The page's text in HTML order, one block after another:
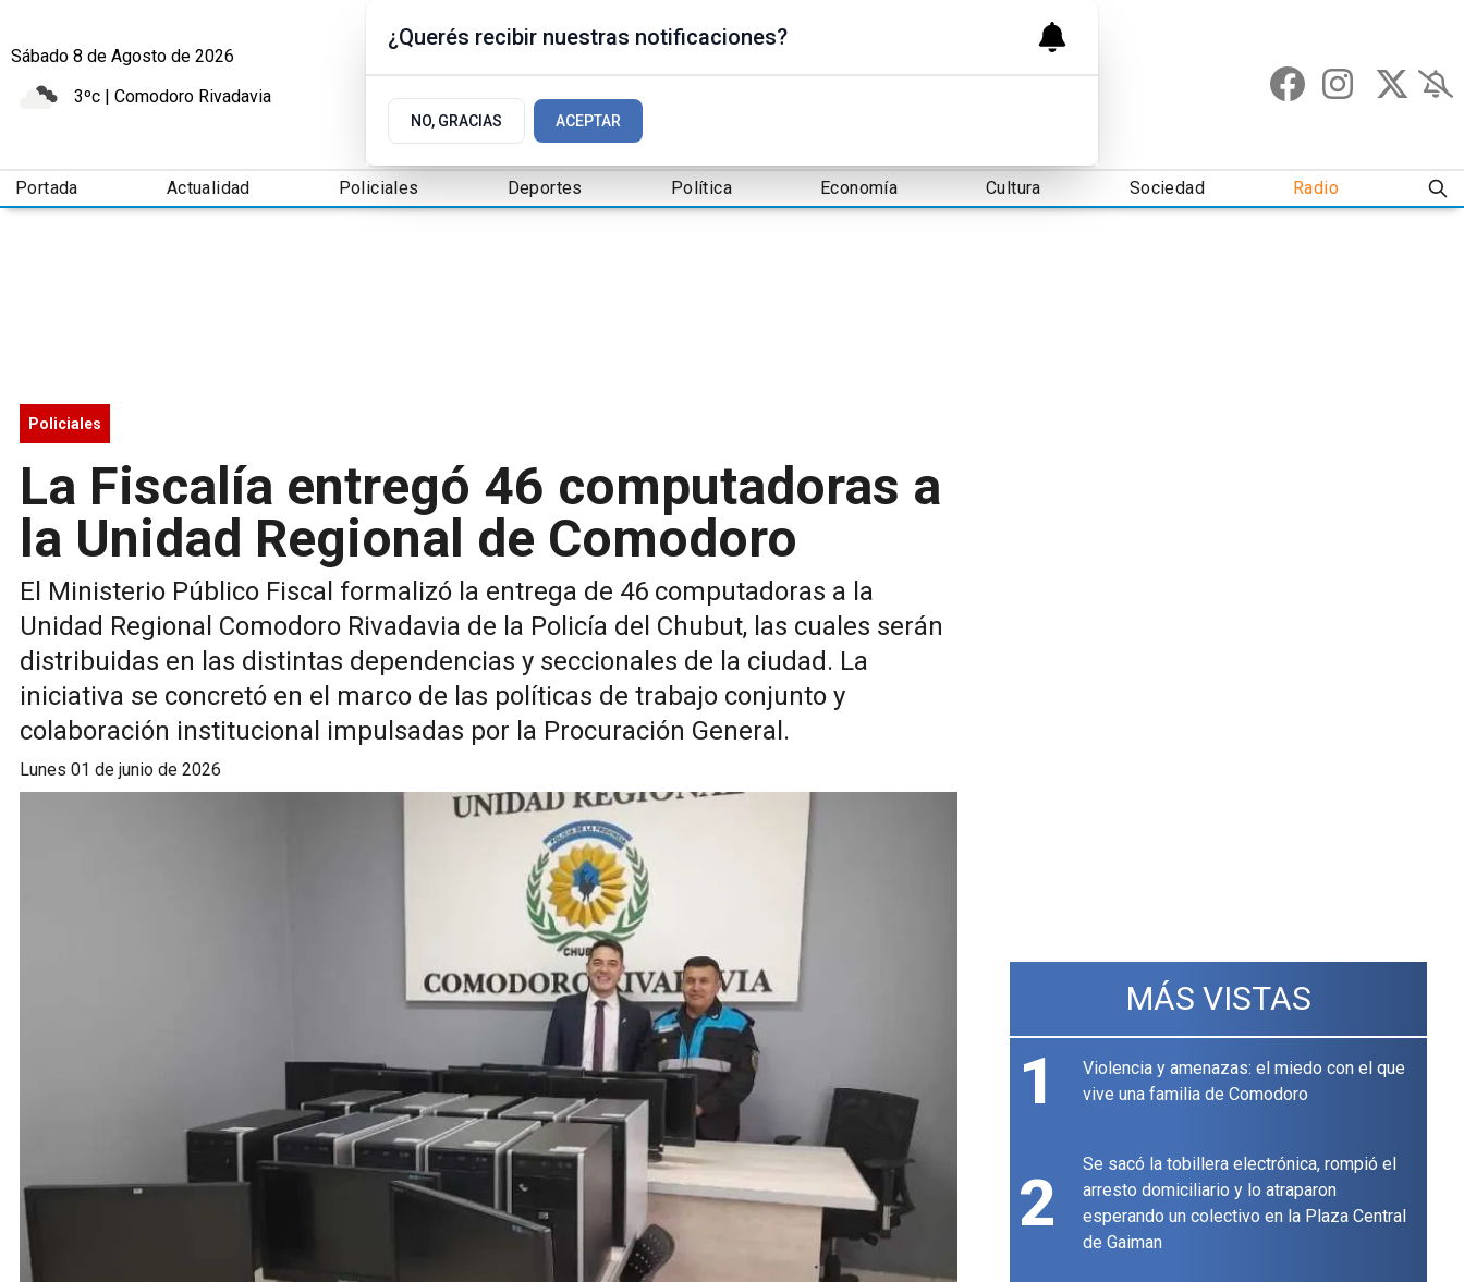
Sábado 8 de Agosto de 2026
3ºc | Comodoro Rivadavia
Portada Actualidad Policiales Deportes Política Economía Cultura Sociedad Radio
Policiales
La Fiscalía entregó 46 computadoras a
la Unidad Regional de Comodoro
El Ministerio Público Fiscal formalizó la entrega de 46 computadoras a la
Unidad Regional Comodoro Rivadavia de la Policía del Chubut, las cuales serán
distribuidas en las distintas dependencias y seccionales de la ciudad. La
iniciativa se concretó en el marco de las políticas de trabajo conjunto y
colaboración institucional impulsadas por la Procuración General.
lunes 01 de junio de 2026
MÁS VISTAS
1
Violencia y amenazas: el miedo con el que
vive una familia de Comodoro
2
Se sacó la tobillera electrónica, rompió el
arresto domiciliario y lo atraparon
esperando un colectivo en la Plaza Central
de Gaiman
¿Querés recibir nuestras notificaciones?
NO, GRACIAS ACEPTAR